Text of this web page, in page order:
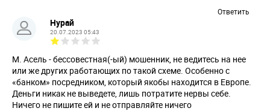
Ответить
Нурай
20.07.2023 05:43
М. Асель - бессовестная(-ый) мошенник, не ведитесь на нее
или же других работающих по такой схеме. Особенно с
«банком» посредником, который якобы находится в Европе.
Деньги никак не выведете, лишь потратите нервы себе.
Ничего не пишите ей и не отправляйте ничего